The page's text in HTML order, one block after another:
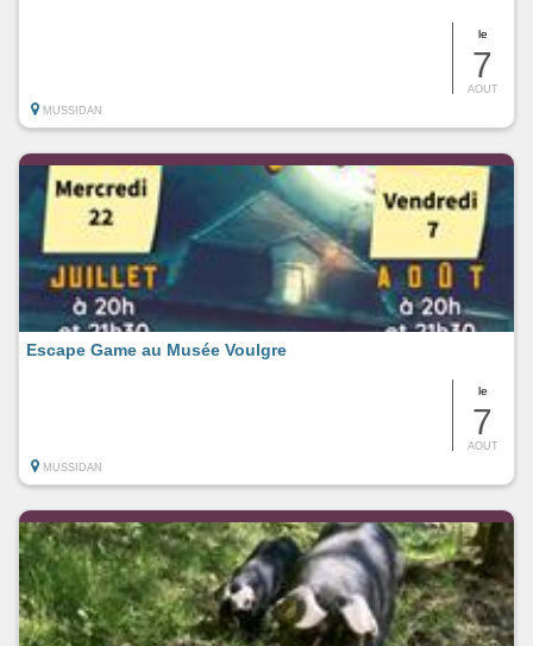
le
7
AOUT
MUSSIDAN
le
7
AOUT
Escape Game au Musée Voulgre
MUSSIDAN